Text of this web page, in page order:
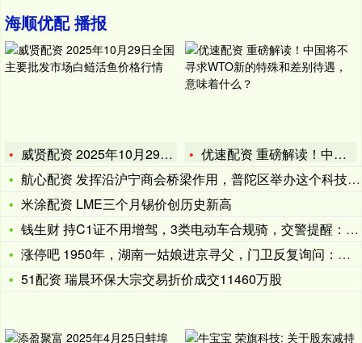
海顺优配 播报
威贤配资 2025年10月29日全国主要批发市场白鲢活鱼价格
优速配资 重磅解读！中国将不寻求WTO新的特殊和差别待遇，意
航心配资 发挥沿沪宁商会桥梁作用，普陀区举办这个科技和产业协
米涂配资 LME三个月锡价创历史新高
钱生财 持C1证不用增驾，3类电动车合规骑，交警提醒：还有4
涨停吧 1950年，湖南一姑娘进京寻父，门卫反复询问：你爸爸
51配资 瑞晨环保大宗交易折价成交11460万股